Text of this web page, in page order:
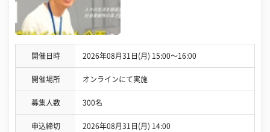
開催日時 2026年08月31日(月) 15:00〜16:00
開催場所 オンラインにて実施
募集人数 300名
申込締切 2026年08月31日(月) 14:00